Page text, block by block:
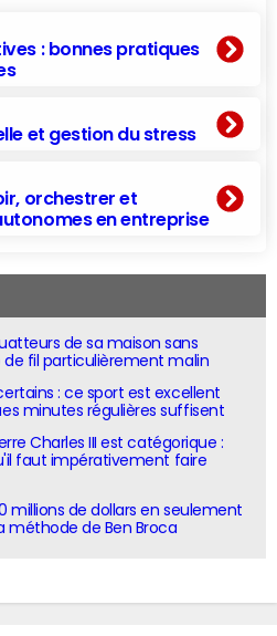
: bonnes pratiques
et gestion du stress
orchestrer et
en entreprise
de sa maison sans
fil particulièrement malin
: ce sport est excellent
minutes régulières suffisent
Charles III est catégorique :
faut impérativement faire
millions de dollars en seulement
méthode de Ben Broca